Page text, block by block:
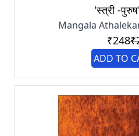
'स्त्री -
Mangala
₹248
ADD TO